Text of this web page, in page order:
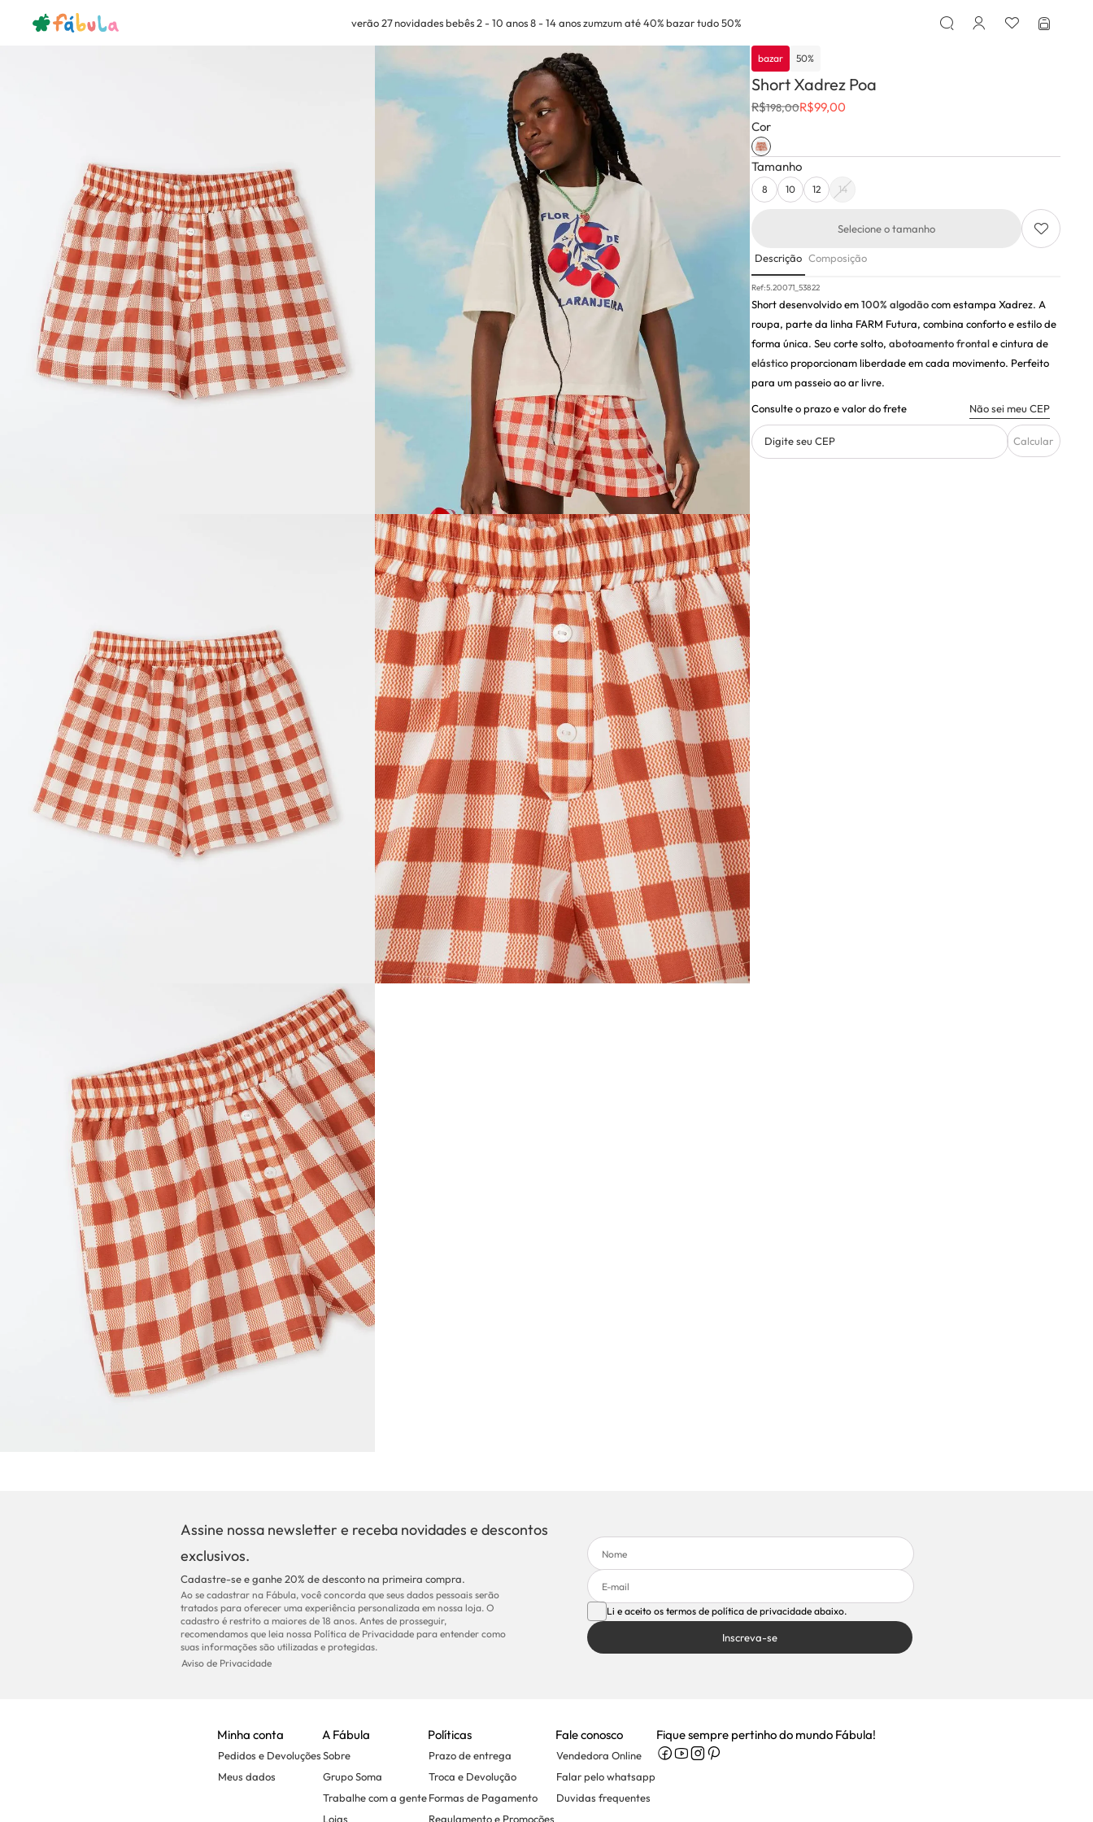
verão 27novidadesbebês2 - 10 anos8 - 14 anoszumzum até 40%bazar tudo 50%
bazar teen saia-short
bazar 50%
Short Xadrez Poa
R$198,00R$99,00
Cor
Tamanho
8 10 12 14
Selecione o tamanho
Descrição Composição
Ref:5.20071_53822
Short desenvolvido em100% algodãocom estampa Xadrez. A
roupa, parte da linha FARM Futura, combina conforto e estilo de
forma única. Seu corte solto, abotoamento frontale cintura de
elásticoproporcionam liberdade em cada movimento. Perfeito
para um passeio ao ar livre.
Consulte o prazo e valor do frete
Não sei meu CEP
Digite seu CEP Calcular
Assine nossa newsletter e receba novidades e descontos
exclusivos.
Cadastre-se e ganhe 20% de desconto na primeira compra.
Ao se cadastrar na Fábula, você concorda que seus dados pessoais serão
tratados para oferecer uma experiência personalizada em nossa loja. O
cadastro é restrito a maiores de 18 anos. Antes de prosseguir,
recomendamos que leia nossa Política de Privacidade para entender como
suas informações são utilizadas e protegidas.
Aviso de Privacidade
Li e aceito os termos de política de privacidade abaixo.
Inscreva-se
Minha conta
Pedidos e Devoluções
Meus dados
A Fábula
Sobre
Grupo Soma
Trabalhe com a gente
Lojas
Políticas
Prazo de entrega
Troca e Devolução
Formas de Pagamento
Regulamento e Promoções
Fale conosco
Vendedora Online
Falar pelo whatsapp
Duvidas frequentes
Fique sempre pertinho do mundo Fábula!